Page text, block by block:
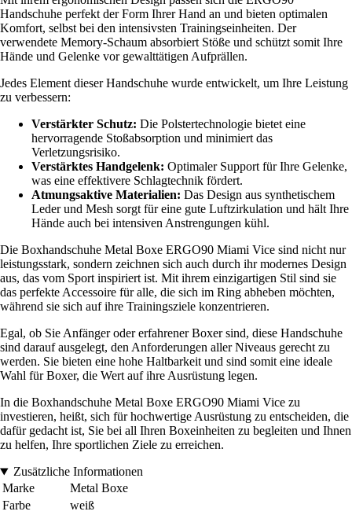
Handschuhe perfekt der Form Ihrer Hand an und bieten optimalen
Komfort, selbst bei den intensivsten Trainingseinheiten. Der
verwendete Memory-Schaum absorbiert Stöße und schützt somit Ihre
Hände und Gelenke vor gewalttätigen Aufprällen.
Jedes Element dieser Handschuhe wurde entwickelt, um Ihre Leistung
zu verbessern:
Verstärkter Schutz: Die Polstertechnologie bietet eine
hervorragende Stoßabsorption und minimiert das
Verletzungsrisiko.
Verstärktes Handgelenk: Optimaler Support für Ihre Gelenke,
was eine effektivere Schlagtechnik fördert.
Atmungsaktive Materialien: Das Design aus synthetischem
Leder und Mesh sorgt für eine gute Luftzirkulation und hält Ihre
Hände auch bei intensiven Anstrengungen kühl.
Die Boxhandschuhe Metal Boxe ERGO90 Miami Vice sind nicht nur
leistungsstark, sondern zeichnen sich auch durch ihr modernes Design
aus, das vom Sport inspiriert ist. Mit ihrem einzigartigen Stil sind sie
das perfekte Accessoire für alle, die sich im Ring abheben möchten,
während sie sich auf ihre Trainingsziele konzentrieren.
Egal, ob Sie Anfänger oder erfahrener Boxer sind, diese Handschuhe
sind darauf ausgelegt, den Anforderungen aller Niveaus gerecht zu
werden. Sie bieten eine hohe Haltbarkeit und sind somit eine ideale
Wahl für Boxer, die Wert auf ihre Ausrüstung legen.
In die Boxhandschuhe Metal Boxe ERGO90 Miami Vice zu
investieren, heißt, sich für hochwertige Ausrüstung zu entscheiden, die
dafür gedacht ist, Sie bei all Ihren Boxeinheiten zu begleiten und Ihnen
zu helfen, Ihre sportlichen Ziele zu erreichen.
Zusätzliche Informationen
Marke
Metal Boxe
Farbe
weiß